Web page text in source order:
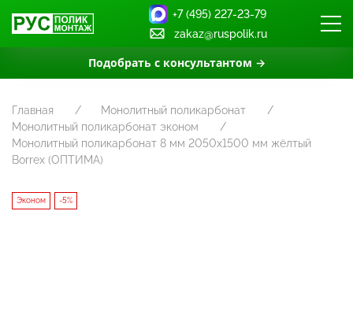
Подобрать с консультантом →
+7 (495) 227-23-79
zakaz@ruspolik.ru
Главная
Монолитный поликарбонат
Монолитный поликарбонат эконом
Монолитный поликарбонат 8 мм 2050х1500 мм жёлтый
Borrex (ОПТИМА)
Эконом -5%